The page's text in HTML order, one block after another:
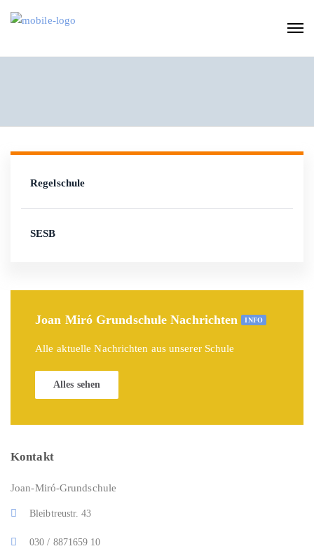
Regelschule
SESB
Joan Miró Grundschule Nachrichten INFO
Alle aktuelle Nachrichten aus unserer Schule
Alles sehen
Kontakt
Joan-Miró-Grundschule
Bleibtreustr. 43
030 / 8871659 10